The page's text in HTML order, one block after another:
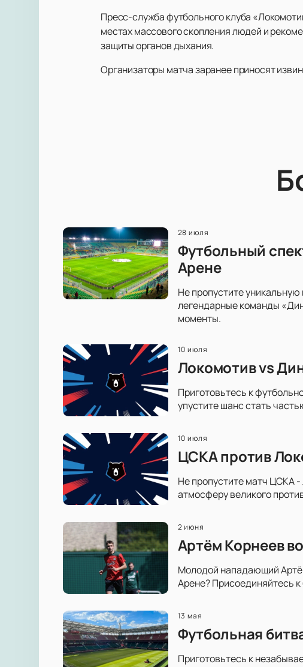
Пресс-служба футбольного клуба
местах массового скопления людей и
защиты органов дыхания.
Организаторы матча заранее приносят
28 июля
Футбольный
Арене
Не пропустите
легендарные команды
моменты.
10 июля
Локомотив vs
Приготовьтесь к
упустите шанс стать
10 июля
ЦСКА против
Не пропустите матч ЦСКА
атмосферу великого
2 июня
Артём Корнеев
Молодой нападающий
Арене? Присоединяйтесь
13 мая
Футбольная
Приготовьтесь к